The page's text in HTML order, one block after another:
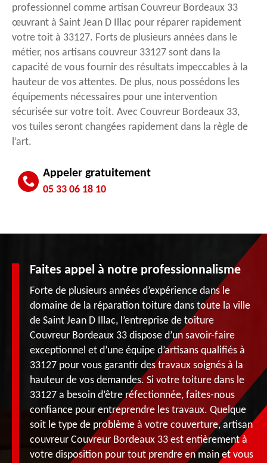
professionnel comme artisan Couvreur Bordeaux 33
œuvrant à Saint Jean D Illac pour réparer rapidement
votre toit à 33127. Forts de plusieurs années dans le
métier, nos artisans couvreur 33127 sont dans la
capacité de vous fournir des résultats impeccables à la
hauteur de vos attentes. De plus, nous possédons les
équipements nécessaires pour une intervention
sécurisée sur votre toit. Avec Couvreur Bordeaux 33,
vos tuiles seront changées rapidement dans la règle de
l’art.
Appeler gratuitement
05 33 06 18 10
Faites appel à notre professionnalisme
Forte de plusieurs années d’expérience dans le
domaine de la réparation toiture dans toute la ville
de Saint Jean D Illac, l’entreprise de toiture
Couvreur Bordeaux 33 dispose d’un savoir-faire
exceptionnel et d’une équipe d’artisans qualifiés à
33127 pour vous garantir des travaux soignés à la
hauteur de vos demandes. Si votre toiture dans le
33127 a besoin d’être réfectionnée, faites-nous
confiance pour entreprendre les travaux. Quelque
soit le type de problème à votre couverture, artisan
couvreur Couvreur Bordeaux 33 est entièrement à
votre disposition pour tout prendre en main et vous